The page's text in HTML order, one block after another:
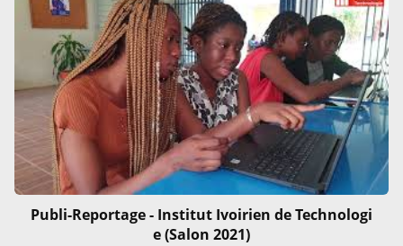
Publi-Reportage - Institut Ivoirien de Technologi
e (Salon 2021)